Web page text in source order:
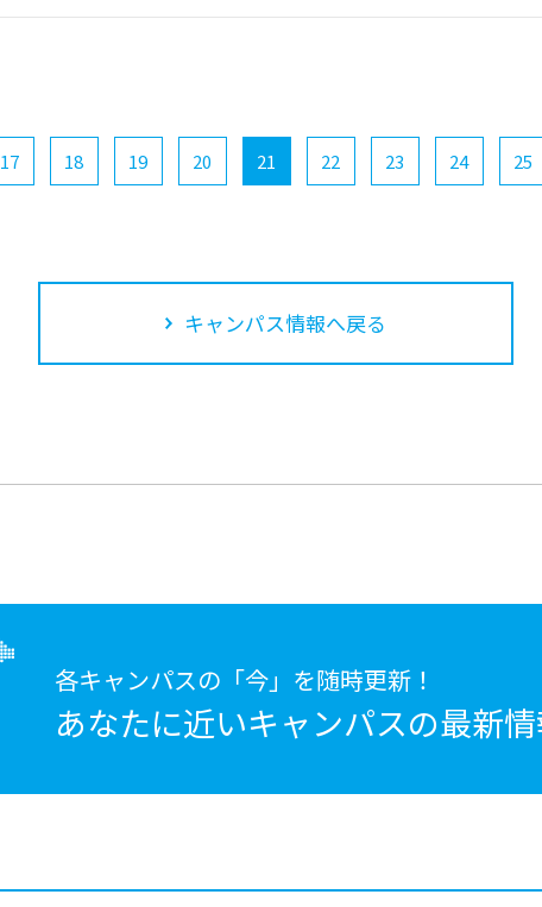
17 18 19 20 21 22 23 24 25
キャンパス情報へ戻る
各キャンパスの「今」を随時更新！
あなたに近いキャンパスの最新